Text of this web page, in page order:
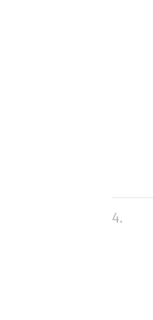
4.